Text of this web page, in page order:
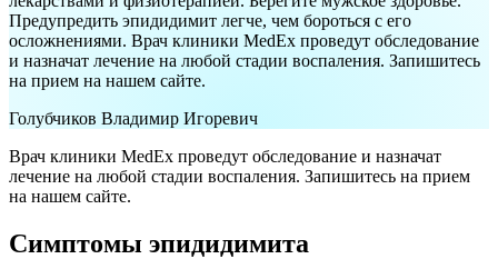
Предупредить эпидидимит легче, чем бороться с его
осложнениями. Врач клиники MedEx проведут обследование
и назначат лечение на любой стадии воспаления. Запишитесь
на прием на нашем сайте.
Голубчиков Владимир Игоревич
Врач клиники MedEx проведут обследование и назначат
лечение на любой стадии воспаления. Запишитесь на прием
на нашем сайте.
Симптомы эпидидимита